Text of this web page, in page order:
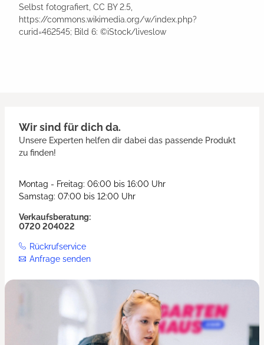
Selbst fotografiert, CC BY 2.5,
https://commons.wikimedia.org/w/index.php?
curid=462545; Bild 6: ©iStock/liveslow
Wir sind für dich da.
Unsere Experten helfen dir dabei das passende Produkt
zu finden!
Montag - Freitag: 06:00 bis 16:00 Uhr
Samstag: 07:00 bis 12:00 Uhr
Verkaufsberatung:
0720 204022
Rückrufservice
Anfrage senden